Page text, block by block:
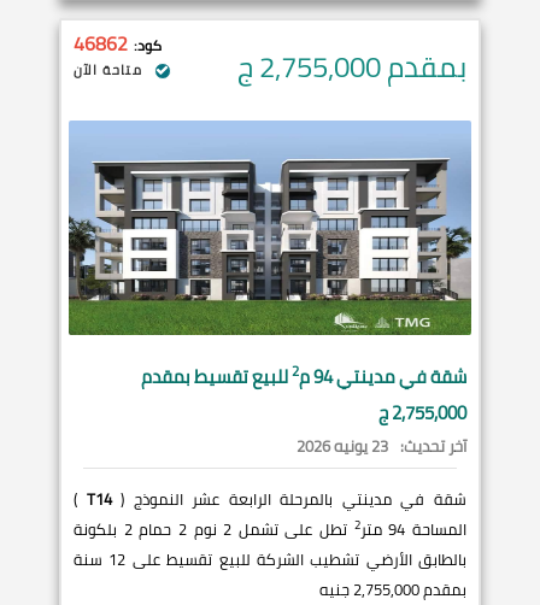
بمقدم 2,755,000 ج كود: 46862
متاحة الآن
شقة فيمدينتي94 م 2للبيع تقسيط بمقدم
2,755,000 ج
آخر تحديث: 23 يونيه 2026
شقة في مدينتي بالمرحلة الرابعة عشر النموذج (T14
)
المساحة 94 متر
2
تطل على تشمل 2 نوم 2 حمام 2 بلكونة
بالطابق الأرضي تشطيب الشركة للبيع تقسيط على 12 سنة
بمقدم 2,755,000 جنيه